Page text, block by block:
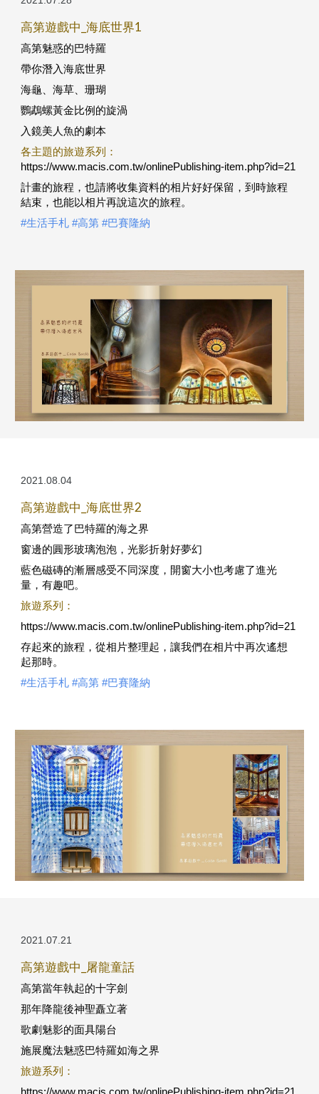
高第遊戲中_海底世界1
高第魅惑的巴特羅
帶你潛入海底世界
海龜、海草、珊瑚
鸚鵡螺黃金比例的旋渦
入鏡美人魚的劇本
各主題的旅遊系列：
https://www.macis.com.tw/onlinePublishing-item.php?id=21
計畫的旅程，也請將收集資料的相片好好保留，到時旅程
結束，也能以相片再說這次的旅程。
#生活手札 #高第 #巴賽隆納
2021.08.04
高第遊戲中_海底世界2
高第營造了巴特羅的海之界
窗邊的圓形玻璃泡泡，光影折射好夢幻
藍色磁磚的漸層感受不同深度，開窗大小也考慮了進光
量，有趣吧。
旅遊系列：
https://www.macis.com.tw/onlinePublishing-item.php?id=21
存起來的旅程，從相片整理起，讓我們在相片中再次遙想
起那時。
#生活手札 #高第 #巴賽隆納
2021.07 21
高第遊戲中_屠龍童話
高第當年執起的十字劍
那年降龍後神聖矗立著
歌劇魅影的面具陽台
施展魔法魅惑巴特羅如海之界
旅遊系列：